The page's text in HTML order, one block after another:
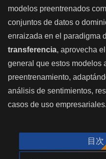
modelos preentrenados
conjuntos de datos o
enraizada en el paradigma
transferencia, aprovecha
general que estos modelos
preentrenamiento,
análisis de sentimientos,
casos de uso empresariales.
目次